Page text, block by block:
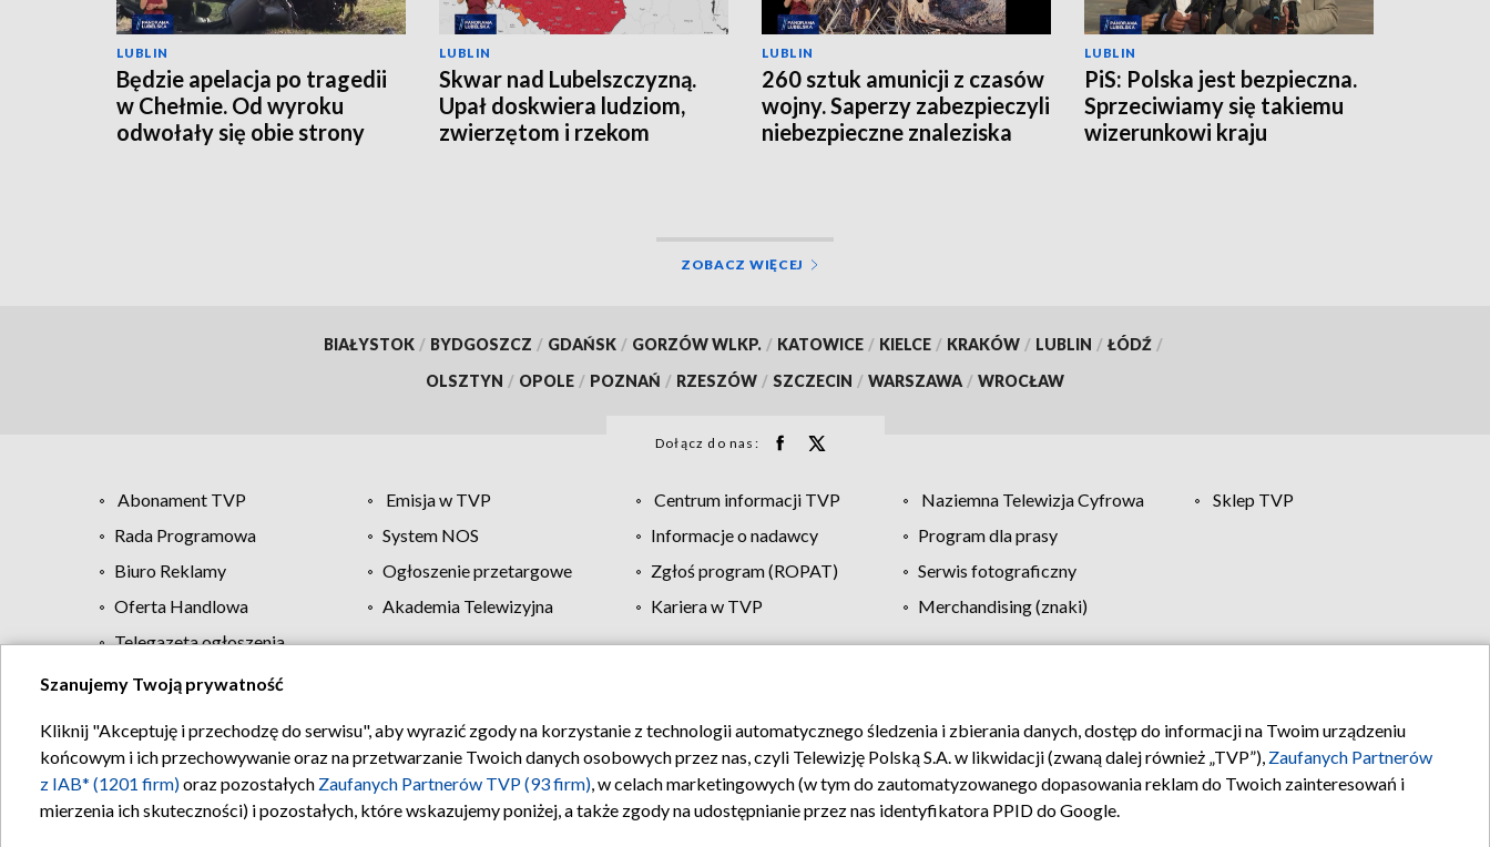
LUBLIN
Będzie apelacja po tragedii
w Chełmie. Od wyroku
odwołały się obie strony
LUBLIN
Skwar nad Lubelszczyzną.
Upał doskwiera ludziom,
zwierzętom i rzekom
LUBLIN
260 sztuk amunicji z czasów
wojny. Saperzy zabezpieczyli
niebezpieczne znaleziska
LUBLIN
PiS: Polska jest bezpieczna.
Sprzeciwiamy się takiemu
wizerunkowi kraju
ZOBACZ WIĘCEJ
BIAŁYSTOK / BYDGOSZCZ / GDAŃSK / GORZÓW WLKP. / KATOWICE / KIELCE / KRAKÓW / LUBLIN / ŁÓDŹ /
OLSZTYN / OPOLE / POZNAŃ / RZESZÓW / SZCZECIN / WARSZAWA / WROCŁAW
Dołącz do nas:
Abonament TVP Emisja w TVP Centrum informacji TVP Naziemna Telewizja Cyfrowa
Sklep TVP
Rada Programowa
System NOS Informacje o nadawcy
Program dla prasy
Biuro Reklamy
Ogłoszenie przetargowe Zgłoś program (ROPAT)
Serwis fotograficzny
Oferta Handlowa
Akademia Telewizyjna Kariera w TVP
Merchandising (znaki)
Telegazeta ogłoszenia
Regulamin TVP Polityka prywatności Moje zgody Pomoc Biuro reklamy Kontakt
Szanujemy Twoją prywatność
Kliknij "Akceptuję i przechodzę do serwisu", aby wyrazić zgody na korzystanie z technologii automatycznego śledzenia i zbierania danych, dostęp do informacji na Twoim urządzeniu
końcowym i ich przechowywanie oraz na przetwarzanie Twoich danych osobowych przez nas, czyli Telewizję Polską S.A. w likwidacji (zwaną dalej również „TVP”), Zaufanych Partnerów
z IAB* (1201 firm)oraz pozostałych Zaufanych Partnerów TVP (93 firm), w celach marketingowych (w tym do zautomatyzowanego dopasowania reklam do Twoich zainteresowań i
mierzenia ich skuteczności) i pozostałych, które wskazujemy poniżej, a także zgody na udostępnianie przez nas identyfikatora PPID do Google.